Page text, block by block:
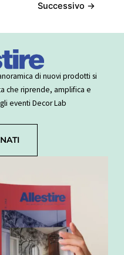
Successivo →
di nuovi prodotti si
che riprende, amplifica e
eventi Decor Lab